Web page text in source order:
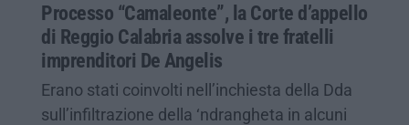
Processo “Camaleonte”, la Corte d’appello
di Reggio Calabria assolve i tre fratelli
imprenditori De Angelis
Erano stati coinvolti nell’inchiesta della Dda
sull’infiltrazione della ‘ndrangheta in alcuni